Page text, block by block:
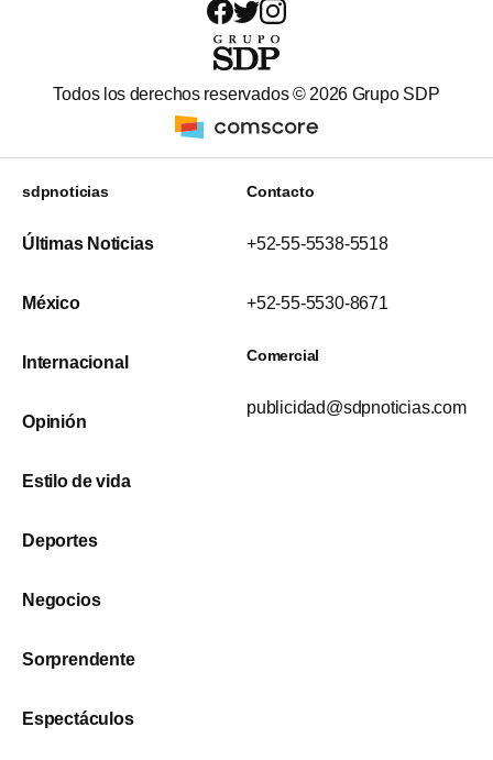
Todos los derechos reservados ©2026 Grupo SDP
sdpnoticias
Últimas Noticias
México
Internacional
Opinión
Estilo de vida
Deportes
Negocios
Sorprendente
Espectáculos
Contacto
+52-55-5538-5518
+52-55-5530-8671
Comercial
publicidad@sdpnoticias.com